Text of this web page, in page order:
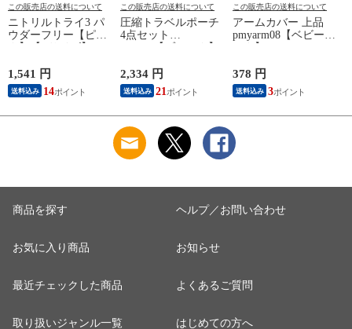
この販売店の送料について
ニトリルトライ3 パ
ウダーフリー【ピン
ク】【Lサイズ】
1,541 円
送料込み 14
この販売店の送料について
圧縮トラベルポーチ
4点セット
pk0804【ブラック】
2,334 円
送料込み 21
この販売店の送料について
アームカバー 上品
pmyarm08【ベビーピ
ンク】
378 円
送料込み 3
商品を探す
お気に入り商品
最近チェックした商品
取り扱いジャンル一覧
ヘルプ／お問い合わせ
お知らせ
よくあるご質問
はじめての方へ